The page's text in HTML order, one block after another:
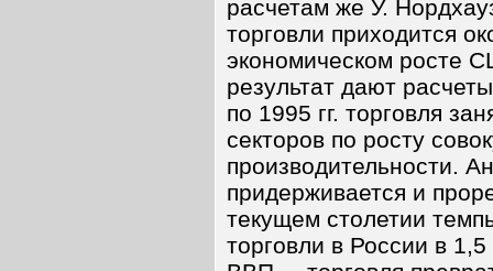
расчетам же У.
торговли приходится
экономическом росте
результат дают
по 1995 гг. торговля
секторов по росту
производительности.
придерживается и
текущем столетии
торговли в России в